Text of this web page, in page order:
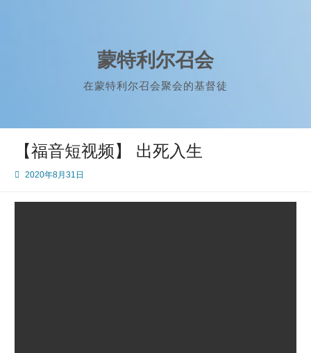
蒙特利尔召会
在蒙特利尔召会聚会的基督徒
【福音短视频】 出死入生
2020年8月31日